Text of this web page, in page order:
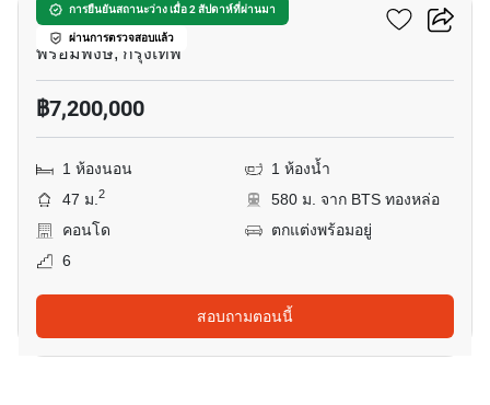
การยืนยันสถานะว่าง เมื่อ 2 สัปดาห์ที่ผ่านมา
ผ่านการตรวจสอบแล้ว
ลีฟ แอท 49
พร้อมพงษ์, กรุงเทพ
฿7,200,000
1 ห้องนอน
1 ห้องน้ำ
47 ม.2
580 ม. จาก BTS ทองหล่อ
คอนโด
ตกแต่งพร้อมอยู่
6
สอบถามตอนนี้